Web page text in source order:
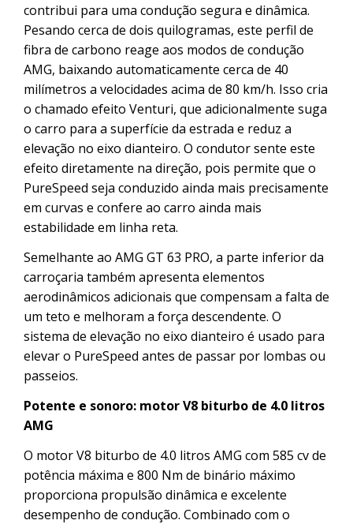
contribui para uma condução segura e dinâmica.
Pesando cerca de dois quilogramas, este perfil de
fibra de carbono reage aos modos de condução
AMG, baixando automaticamente cerca de 40
milímetros a velocidades acima de 80 km/h. Isso cria
o chamado efeito Venturi, que adicionalmente suga
o carro para a superfície da estrada e reduz a
elevação no eixo dianteiro. O condutor sente este
efeito diretamente na direção, pois permite que o
PureSpeed seja conduzido ainda mais precisamente
em curvas e confere ao carro ainda mais
estabilidade em linha reta.
Semelhante ao AMG GT 63 PRO, a parte inferior da
carroçaria também apresenta elementos
aerodinâmicos adicionais que compensam a falta de
um teto e melhoram a força descendente. O
sistema de elevação no eixo dianteiro é usado para
elevar o PureSpeed antes de passar por lombas ou
passeios.
Potente e sonoro: motor V8 biturbo de 4.0 litros
AMG
O motor V8 biturbo de 4.0 litros AMG com 585 cv de
potência máxima e 800 Nm de binário máximo
proporciona propulsão dinâmica e excelente
desempenho de condução. Combinado com o